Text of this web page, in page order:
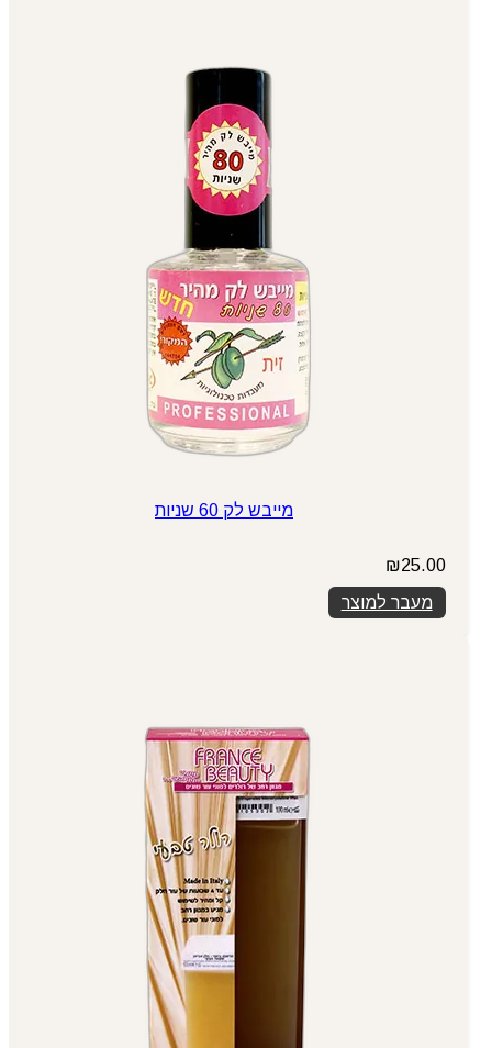
מייבש לק 60 שניות
₪25.00
מעבר למוצר